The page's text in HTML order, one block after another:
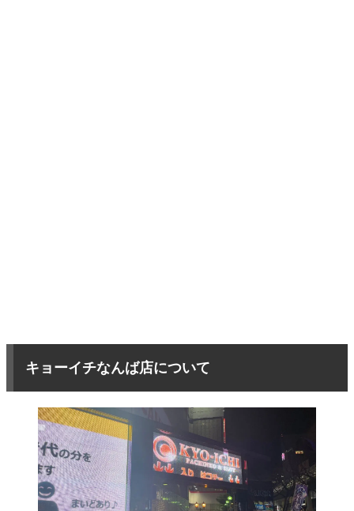
キョーイチなんば店について